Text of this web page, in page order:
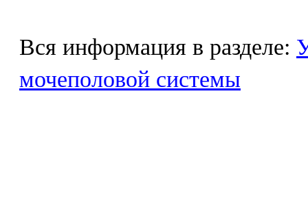
Вся информация в разделе:
мочеполовой системы